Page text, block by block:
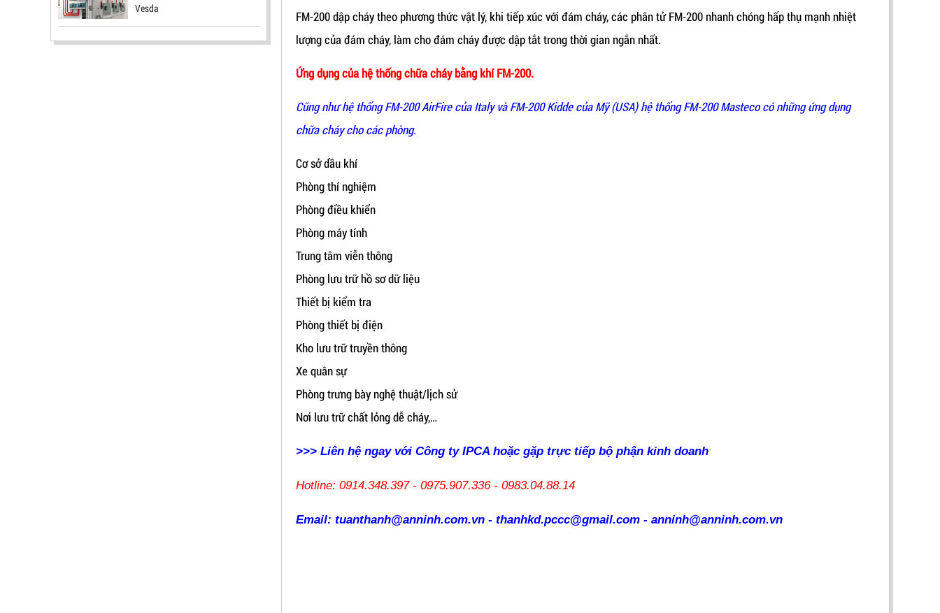
Vesda
FM-200 dập cháy theo phương thức vật lý, khi tiếp xúc với đám cháy, các phân tử FM-200 nhanh chóng hấp thụ mạnh nhiệt
lượng của đám cháy, làm cho đám cháy được dập tắt trong thời gian ngắn nhất.
Ứng dụng của hệ thống chữa cháy bằng khí FM-200.
Cũng như hệ thống FM-200 AirFire của Italy và FM-200 Kidde của Mỹ (USA) hệ thống FM-200 Masteco có những ứng dụng
chữa cháy cho các phòng.
Cơ sở dầu khí
Phòng thí nghiệm
Phòng điều khiển
Phòng máy tính
Trung tâm viễn thông
Phòng lưu trữ hồ sơ dữ liệu
Thiết bị kiểm tra
Phòng thiết bị điện
Kho lưu trữ truyền thông
Xe quân sự
Phòng trưng bày nghệ thuật/lịch sử
Nơi lưu trữ chất lỏng dễ cháy,…
>>> Liên hệ ngay với Công ty IPCA hoặc gặp trực tiếp bộ phận kinh doanh
Hotline: 0914.348.397 - 0975.907.336 - 0983.04.88.14
Email: tuanthanh@anninh.com.vn - thanhkd.pccc@gmail.com - anninh@anninh.com.vn